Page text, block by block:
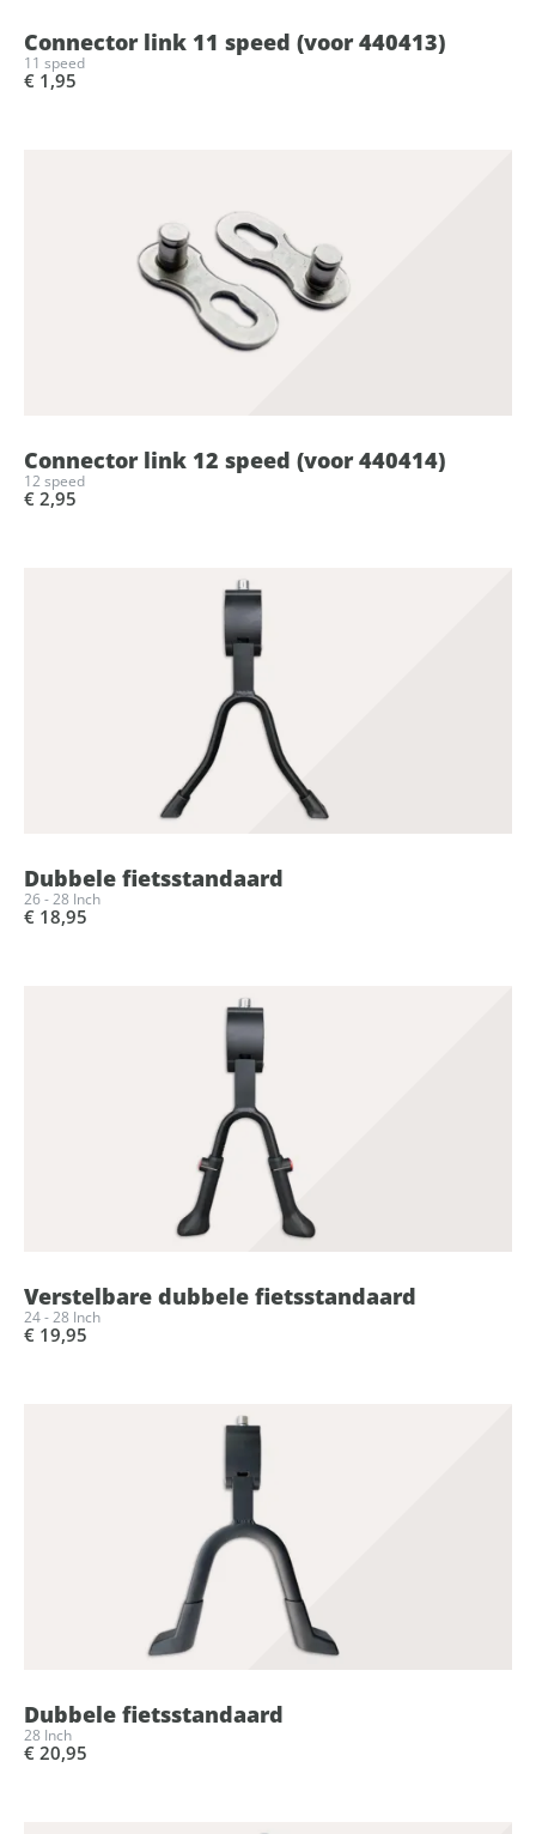
Connector link 11 speed (voor 440413)
11 speed
€ 1,95
Connector link 12 speed (voor 440414)
12 speed
€ 2,95
Dubbele fietsstandaard
26 - 28 Inch
€ 18,95
Verstelbare dubbele fietsstandaard
24 - 28 Inch
€ 19,95
Dubbele fietsstandaard
28 Inch
€ 20,95